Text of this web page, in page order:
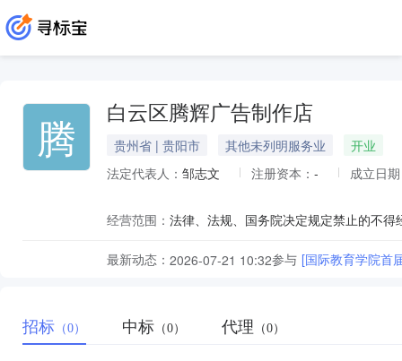
腾 白云区腾辉广告制作店
贵州省 | 贵阳市 其他未列明服务业
开业
法定代表人： 邹志文 注册资本： - 成立日
经营范围：
最新动态： 2026-07-21 10:32参与 [国际教育学院首
招标 （0） 中标 （0） 代理 （0）